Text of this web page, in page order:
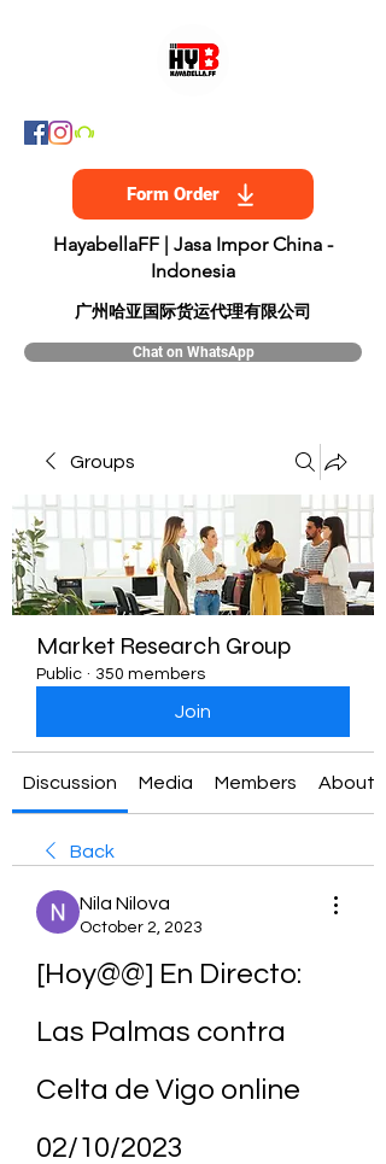
Form Order
HayabellaFF | Jasa Impor China -
Indonesia
​广州哈亚国际货运代理有限公司
Chat on WhatsApp
Groups
Market Research Group
Public · 350 members
Join
Discussion Media Members About
Back
Nila Nilova
October 2, 2023
[Hoy@@] En Directo:
Las Palmas contra
Celta de Vigo online
02/10/2023